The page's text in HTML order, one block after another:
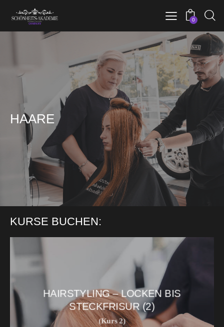
0
HAARE
KURSE BUCHEN:
HAIRSTYLING – LOCKEN BIS
STECKFRISUR (2)
(Kurs 2)